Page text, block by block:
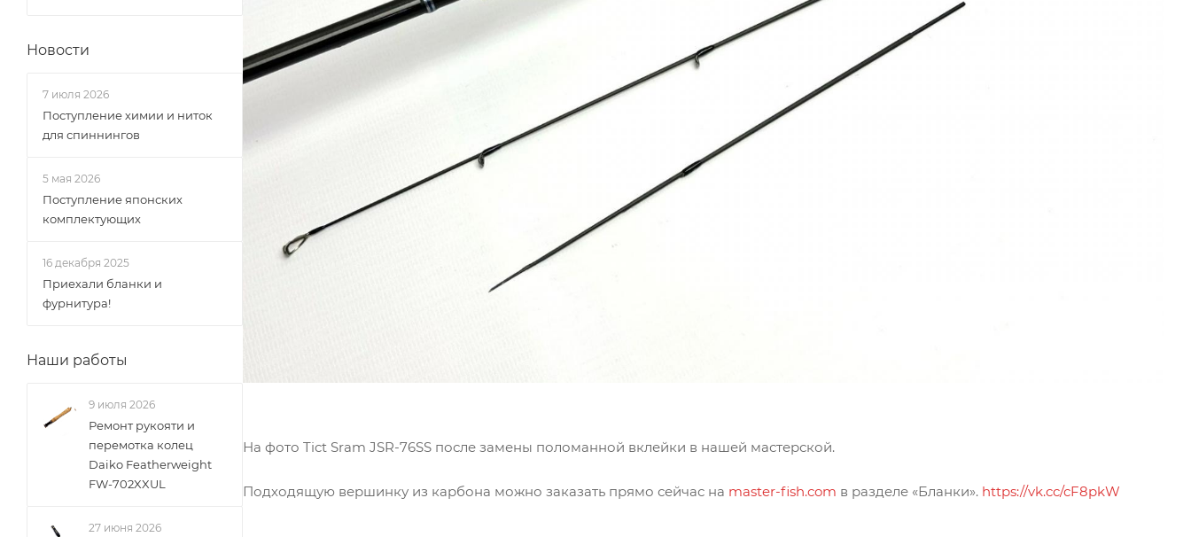
На фото Tict Sram JSR-76SS после замены поломанной вклейки в нашей мастерской.
Подходящую вершинку из карбона можно заказать прямо сейчас на master-fish.com в разделе «Бланки». https://vk.cc/cF8pkW
Новости
7 июля 2026
Поступление химии и ниток
для спиннингов
5 мая 2026
Поступление японских
комплектующих
16 декабря 2025
Приехали бланки и
фурнитура!
Наши работы
9 июля 2026
Ремонт рукояти и
перемотка колец
Daiko Featherweight
FW-702XXUL
27 июня 2026